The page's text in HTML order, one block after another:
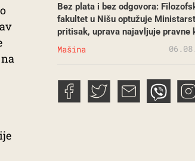
Bez plata i bez odgovora:
fakultet u Nišu optužuje
pritisak, uprava najavljuje pravne
Mašina